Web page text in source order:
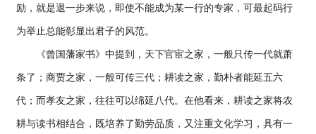
励，就是退一步来说，即使不能成为某一行的专家，可最起码行
为举止总能彰显出君子的风范。
《曾国藩家书》中提到，天下官宦之家，一般只传一代就萧
条了；商贾之家，一般可传三代；耕读之家，勤朴者能延五六
代；而孝友之家，往往可以绵延八代。在他看来，耕读之家将农
耕与读书相结合，既培养了勤劳品质，又注重文化学习，具有一